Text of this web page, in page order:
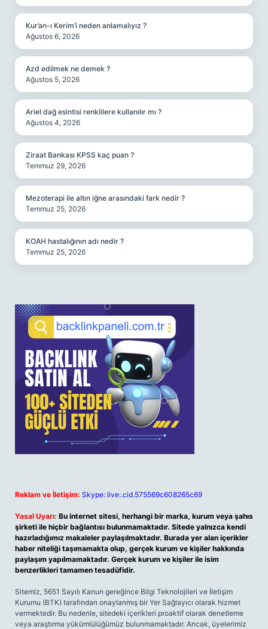
Kur’an-ı Kerim’i neden anlamalıyız ?
Ağustos 6, 2026
Azd edilmek ne demek ?
Ağustos 5, 2026
Ariel dağ esintisi renklilere kullanılır mı ?
Ağustos 4, 2026
Ziraat Bankası KPSS kaç puan ?
Temmuz 29, 2026
Mezoterapi ile altın iğne arasındaki fark nedir ?
Temmuz 25, 2026
KOAH hastalığının adı nedir ?
Temmuz 25, 2026
Reklam ve İletişim: Skype: live:.cid.575569c608265c69
Yasal Uyarı: Bu internet sitesi, herhangi bir marka, kurum veya şahıs
şirketi ile hiçbir bağlantısı bulunmamaktadır. Sitede yalnızca kendi
hazırladığımız makaleler paylaşılmaktadır. Burada yer alan içerikler
haber niteliği taşımamakta olup, gerçek kurum ve kişiler hakkında
paylaşım yapılmamaktadır. Gerçek kurum ve kişiler ile isim
benzerlikleri tamamen tesadüfidir.
Sitemiz, 5651 Sayılı Kanun gereğince Bilgi Teknolojileri ve İletişim
Kurumu (BTK) tarafından onaylanmış bir Yer Sağlayıcı olarak hizmet
vermektedir. Bu nedenle, sitedeki içerikleri proaktif olarak denetleme
veya araştırma yükümlülüğümüz bulunmamaktadır. Ancak, üyelerimiz